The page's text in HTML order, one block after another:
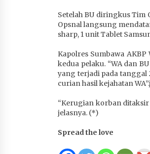
Setelah BU diringkus
Opsnal langsung
sharp, 1 unit Tablet
Kapolres Sumbawa
kedua pelaku. “WA dan
yang terjadi pada tanggal
curian hasil kejahatan
“Kerugian korban ditaksir
jelasnya. (*)
Spread the love